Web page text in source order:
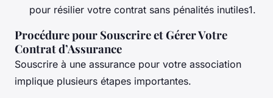
pour résilier votre contrat sans pénalités inutiles1.
Procédure pour Souscrire et Gérer Votre
Contrat d’Assurance
Souscrire à une assurance pour votre association
implique plusieurs étapes importantes.